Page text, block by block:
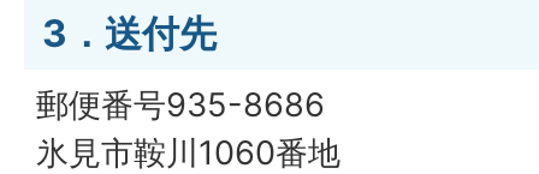
3．送付先
郵便番号935-8686
氷見市鞍川1060番地